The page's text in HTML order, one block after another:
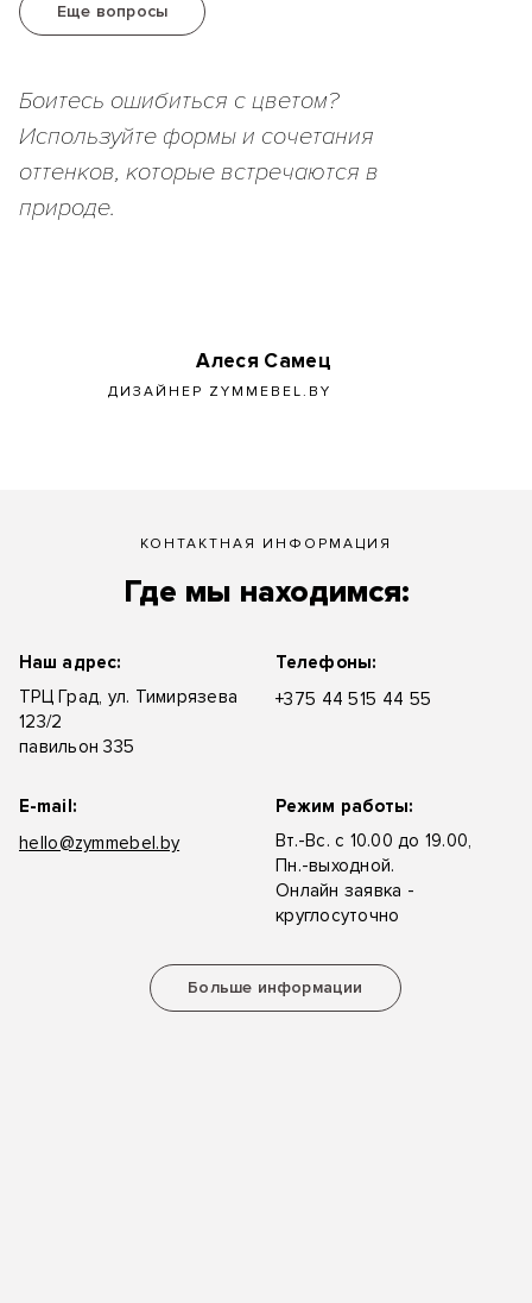
Еще вопросы
Боитесь ошибиться с цветом?
Используйте формы и сочетания
оттенков, которые встречаются в
природе.
Алеся Самец
ДИЗАЙНЕР ZYMMEBEL.BY
КОНТАКТНАЯ ИНФОРМАЦИЯ
Где мы находимся:
Наш адрес:
ТРЦ Град, ул. Тимирязева
123/2
павильон 335
Телефоны:
+375 44 515 44 55
E-mail:
hello@zymmebel.by
Режим работы:
Вт.-Вс. с 10.00 до 19.00,
Пн.-выходной.
Онлайн заявка -
круглосуточно
Больше информации